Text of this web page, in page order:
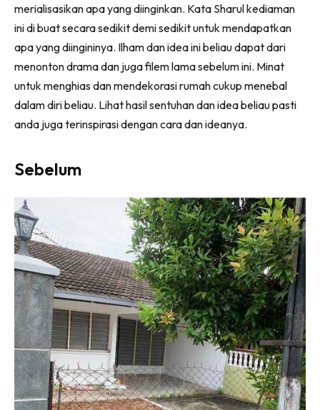
Ilham Impiana
Ilham Impiana 360
Ilham Impiana Inspirasi Selebriti
Lahar Dekor
Sembang Dekor
Sembang Laman
Tip Impiana
Tip Laman
Hub Ideaktiv
merialisasikan apa yang diinginkan. Kata Sharul kediaman
ini di buat secara sedikit demi sedikit untuk mendapatkan
apa yang diingininya. Ilham dan idea ini beliau dapat dari
menonton drama dan juga filem lama sebelum ini. Minat
untuk menghias dan mendekorasi rumah cukup menebal
dalam diri beliau. Lihat hasil sentuhan dan idea beliau pasti
anda juga terinspirasi dengan cara dan ideanya.
Sebelum